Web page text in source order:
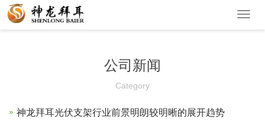
公司新闻
Category
神龙拜耳光伏支架行业前景明朗较明晰的展开趋势